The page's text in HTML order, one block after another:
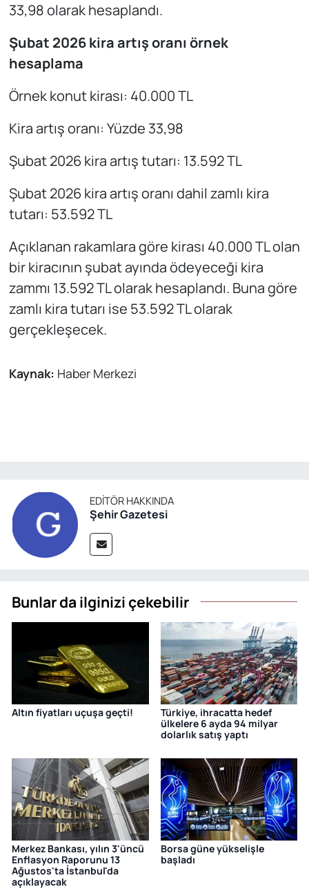
33,98 olarak hesaplandı.
Şubat 2026 kira artış oranı örnek
hesaplama
Örnek konut kirası: 40.000 TL
Kira artış oranı: Yüzde 33,98
Şubat 2026 kira artış tutarı: 13.592 TL
Şubat 2026 kira artış oranı dahil zamlı kira
tutarı: 53.592 TL
Açıklanan rakamlara göre kirası 40.000 TL olan
bir kiracının şubat ayında ödeyeceği kira
zammı 13.592 TL olarak hesaplandı. Buna göre
zamlı kira tutarı ise 53.592 TL olarak
gerçekleşecek.
Kaynak: Haber Merkezi
EDITÖR HAKKINDA
Şehir Gazetesi
Bunlar da ilginizi çekebilir
Altın fiyatları uçuşa geçti!
Türkiye, ihracatta hedef
ülkelere 6 ayda 94 milyar
dolarlık satış yaptı
Merkez Bankası, yılın 3'üncü
Enflasyon Raporunu 13
Ağustos'ta İstanbul'da
açıklayacak
Borsa güne yükselişle
başladı